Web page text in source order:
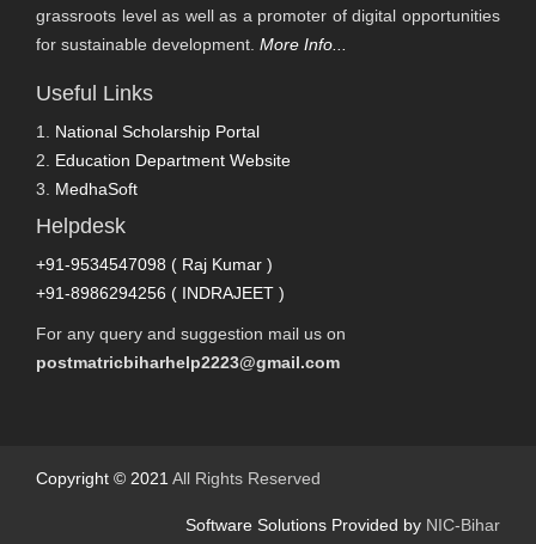
grassroots level as well as a promoter of digital opportunities
for sustainable development. More Info...
Useful Links
1. National Scholarship Portal
2. Education Department Website
3. MedhaSoft
Helpdesk
+91-9534547098 ( Raj Kumar )
+91-8986294256 ( INDRAJEET )
For any query and suggestion mail us on
postmatricbiharhelp2223@gmail.com
Copyright © 2021 All Rights Reserved
Software Solutions Provided by NIC-Bihar